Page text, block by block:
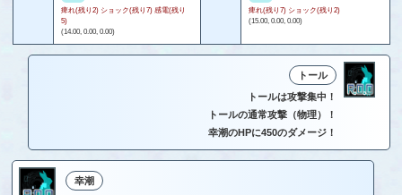
痺れ(残り2) ショック(残り7) 感電(残り
5)
(14.00, 0.00, 0.00)
痺れ(残り7) ショック(残り2)
(15.00, 0.00, 0.00)
トール
トールは攻撃集中！
トールの通常攻撃（物理）！
幸潮のHPに450のダメージ！
幸潮